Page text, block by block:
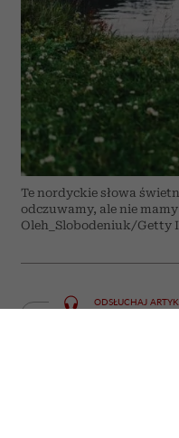
Te nordyckie słowa
odczuwamy, ale nie
Oleh_Slobodeniuk/Getty
ODSŁUCHAJ